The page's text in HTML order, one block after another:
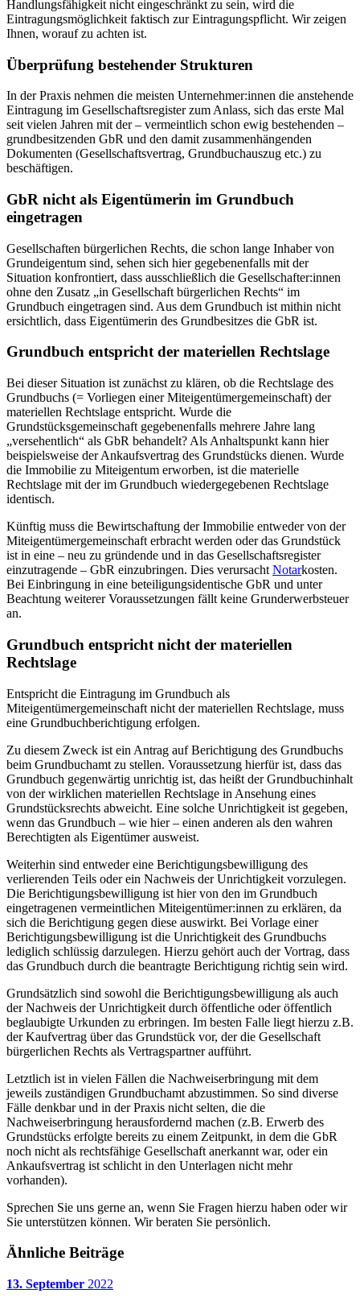
Handlungsfähigkeit nicht eingeschränkt zu sein, wird die
Eintragungsmöglichkeit faktisch zur Eintragungspflicht. Wir zeigen
Ihnen, worauf zu achten ist.
Überprüfung bestehender Strukturen
In der Praxis nehmen die meisten Unternehmer:innen die anstehende
Eintragung im Gesellschaftsregister zum Anlass, sich das erste Mal
seit vielen Jahren mit der – vermeintlich schon ewig bestehenden –
grundbesitzenden GbR und den damit zusammenhängenden
Dokumenten (Gesellschaftsvertrag, Grundbuchauszug etc.) zu
beschäftigen.
GbR nicht als Eigentümerin im Grundbuch
eingetragen
Gesellschaften bürgerlichen Rechts, die schon lange Inhaber von
Grundeigentum sind, sehen sich hier gegebenenfalls mit der
Situation konfrontiert, dass ausschließlich die Gesellschafter:innen
ohne den Zusatz „in Gesellschaft bürgerlichen Rechts“ im
Grundbuch eingetragen sind. Aus dem Grundbuch ist mithin nicht
ersichtlich, dass Eigentümerin des Grundbesitzes die GbR ist.
Grundbuch entspricht der materiellen Rechtslage
Bei dieser Situation ist zunächst zu klären, ob die Rechtslage des
Grundbuchs (= Vorliegen einer Miteigentümergemeinschaft) der
materiellen Rechtslage entspricht. Wurde die
Grundstücksgemeinschaft gegebenenfalls mehrere Jahre lang
„versehentlich“ als GbR behandelt? Als Anhaltspunkt kann hier
beispielsweise der Ankaufsvertrag des Grundstücks dienen. Wurde
die Immobilie zu Miteigentum erworben, ist die materielle
Rechtslage mit der im Grundbuch wiedergegebenen Rechtslage
identisch.
Künftig muss die Bewirtschaftung der Immobilie entweder von der
Miteigentümergemeinschaft erbracht werden oder das Grundstück
ist in eine – neu zu gründende und in das Gesellschaftsregister
einzutragende – GbR einzubringen. Dies verursacht Notarkosten.
Bei Einbringung in eine beteiligungsidentische GbR und unter
Beachtung weiterer Voraussetzungen fällt keine Grunderwerbsteuer
an.
Grundbuch entspricht nicht der materiellen
Rechtslage
Entspricht die Eintragung im Grundbuch als
Miteigentümergemeinschaft nicht der materiellen Rechtslage, muss
eine Grundbuchberichtigung erfolgen.
Zu diesem Zweck ist ein Antrag auf Berichtigung des Grundbuchs
beim Grundbuchamt zu stellen. Voraussetzung hierfür ist, dass das
Grundbuch gegenwärtig unrichtig ist, das heißt der Grundbuchinhalt
von der wirklichen materiellen Rechtslage in Ansehung eines
Grundstücksrechts abweicht. Eine solche Unrichtigkeit ist gegeben,
wenn das Grundbuch – wie hier – einen anderen als den wahren
Berechtigten als Eigentümer ausweist.
Weiterhin sind entweder eine Berichtigungsbewilligung des
verlierenden Teils oder ein Nachweis der Unrichtigkeit vorzulegen.
Die Berichtigungsbewilligung ist hier von den im Grundbuch
eingetragenen vermeintlichen Miteigentümer:innen zu erklären, da
sich die Berichtigung gegen diese auswirkt. Bei Vorlage einer
Berichtigungsbewilligung ist die Unrichtigkeit des Grundbuchs
lediglich schlüssig darzulegen. Hierzu gehört auch der Vortrag, dass
das Grundbuch durch die beantragte Berichtigung richtig sein wird.
Grundsätzlich sind sowohl die Berichtigungsbewilligung als auch
der Nachweis der Unrichtigkeit durch öffentliche oder öffentlich
beglaubigte Urkunden zu erbringen. Im besten Falle liegt hierzu z.B.
der Kaufvertrag über das Grundstück vor, der die Gesellschaft
bürgerlichen Rechts als Vertragspartner aufführt.
Letztlich ist in vielen Fällen die Nachweiserbringung mit dem
jeweils zuständigen Grundbuchamt abzustimmen. So sind diverse
Fälle denkbar und in der Praxis nicht selten, die die
Nachweiserbringung herausfordernd machen (z.B. Erwerb des
Grundstücks erfolgte bereits zu einem Zeitpunkt, in dem die GbR
noch nicht als rechtsfähige Gesellschaft anerkannt war, oder ein
Ankaufsvertrag ist schlicht in den Unterlagen nicht mehr
vorhanden).
Sprechen Sie uns gerne an, wenn Sie Fragen hierzu haben oder wir
Sie unterstützen können. Wir beraten Sie persönlich.
Ähnliche Beiträge
13. September 2022